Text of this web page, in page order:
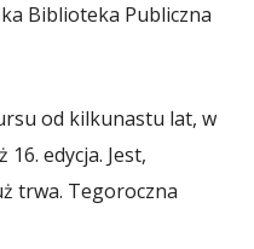
Biblioteka Publiczna
od kilkunastu lat, w
edycja. Jest,
trwa. Tegoroczna